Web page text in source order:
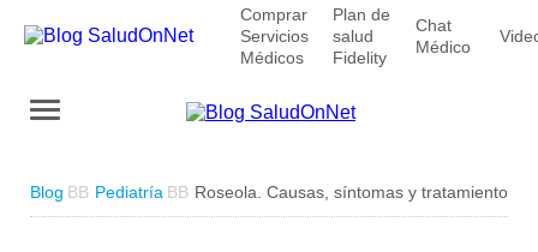
Comprar
Servicios
Médicos
Plan de
salud
Fidelity
Chat
Médico
Blog Pediatría Roseola. Causas, síntomas y tratamiento